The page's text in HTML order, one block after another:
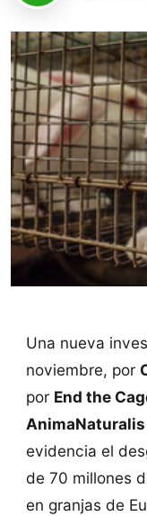
Una nueva
noviembre, por
por End the
AnimaNaturalis
evidencia el
de 70 millones
en granjas de